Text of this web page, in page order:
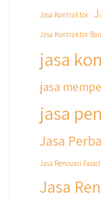
Jasa Kontraktor
Jasa Kontraktor
jasa
jasa
jasa
Jasa
Jasa Renovasi
Jasa